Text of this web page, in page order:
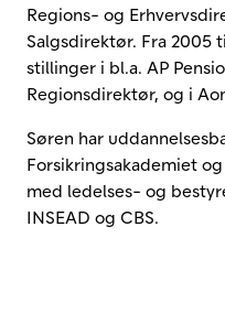
Regions- og
Salgsdirektør. Fra 2005
stillinger i bl.a. AP
Regionsdirektør, og i
Søren har
Forsikringsakademiet
med ledelses- og
INSEAD og CBS.